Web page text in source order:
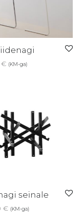
€ (KM-ga)
seinale
€ (KM-ga)